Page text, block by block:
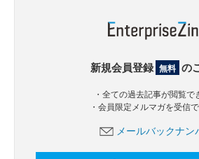
新規会員登録 無料 の
・全ての過去記事が閲覧で
・会員限定メルマガを受信
メールバックナン